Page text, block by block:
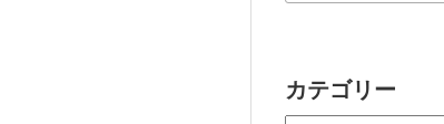
カテゴリー